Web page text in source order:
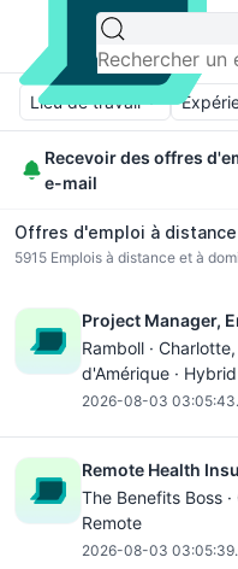
Lieu de travail
Recevoir des offres
e-mail
Offres d'emploi à
5915 Emplois à distance et à
Project Manager,
Ramboll ·
d'Amérique · Hybrid
2026-08-03
Remote Health
The Benefits Boss ·
Remote
2026-08-03